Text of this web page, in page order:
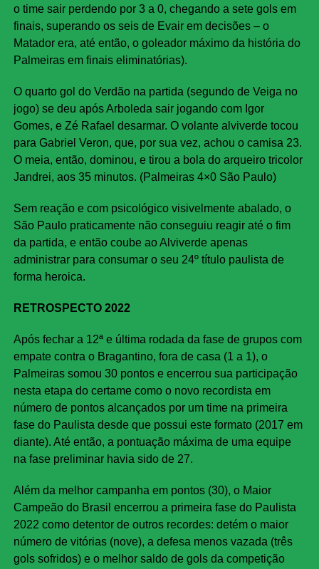
o time sair perdendo por 3 a 0, chegando a sete gols em
finais, superando os seis de Evair em decisões – o
Matador era, até então, o goleador máximo da história do
Palmeiras em finais eliminatórias).
O quarto gol do Verdão na partida (segundo de Veiga no
jogo) se deu após Arboleda sair jogando com Igor
Gomes, e Zé Rafael desarmar. O volante alviverde tocou
para Gabriel Veron, que, por sua vez, achou o camisa 23.
O meia, então, dominou, e tirou a bola do arqueiro tricolor
Jandrei, aos 35 minutos. (Palmeiras 4×0 São Paulo)
Sem reação e com psicológico visivelmente abalado, o
São Paulo praticamente não conseguiu reagir até o fim
da partida, e então coube ao Alviverde apenas
administrar para consumar o seu 24º título paulista de
forma heroica.
RETROSPECTO 2022
Após fechar a 12ª e última rodada da fase de grupos com
empate contra o Bragantino, fora de casa (1 a 1), o
Palmeiras somou 30 pontos e encerrou sua participação
nesta etapa do certame como o novo recordista em
número de pontos alcançados por um time na primeira
fase do Paulista desde que possui este formato (2017 em
diante). Até então, a pontuação máxima de uma equipe
na fase preliminar havia sido de 27.
Além da melhor campanha em pontos (30), o Maior
Campeão do Brasil encerrou a primeira fase do Paulista
2022 como detentor de outros recordes: detém o maior
número de vitórias (nove), a defesa menos vazada (três
gols sofridos) e o melhor saldo de gols da competição